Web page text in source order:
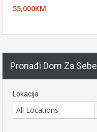
55,000KM
Pronađi Dom Za Sebe
Lokacija
All Locations